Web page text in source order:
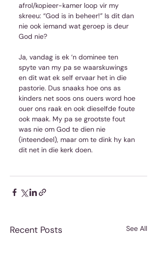
afrol/kopieer-kamer loop vir my
skreeu: “God is in beheer!” Is dit dan
nie ook iemand wat geroep is deur
God nie?
Ja, vandag is ek ‘n dominee ten
spyte van my pa se waarskuwings
en dit wat ek self ervaar het in die
pastorie. Dus snaaks hoe ons as
kinders net soos ons ouers word hoe
ouer ons raak en ook dieselfde foute
ook maak. My pa se grootste fout
was nie om God te dien nie
(inteendeel), maar om te dink hy kan
dit net in die kerk doen.
Recent Posts See All